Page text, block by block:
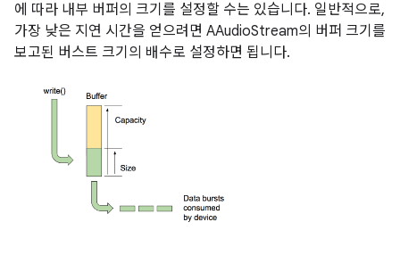
에 따라 내부 버퍼의 크기를 설정할 수는 있습니다. 일반적으로,
가장 낮은 지연 시간을 얻으려면 AAudioStream의 버퍼 크기를
보고된 버스트 크기의 배수로 설정하면 됩니다.